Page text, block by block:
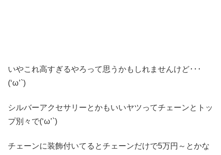
いやこれ高すぎるやろって思うかもしれませんけど･･･
(‘ω’`)
シルバーアクセサリーとかもいいヤツってチェーンとトッ
プ別々で(‘ω’`)
チェーンに装飾付いてるとチェーンだけで5万円～とかな